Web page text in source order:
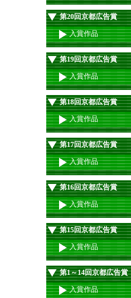
第20回京都広告賞
入賞作品
第19回京都広告賞
入賞作品
第18回京都広告賞
入賞作品
第17回京都広告賞
入賞作品
第16回京都広告賞
入賞作品
第15回京都広告賞
入賞作品
第1～14回京都広告賞
入賞作品